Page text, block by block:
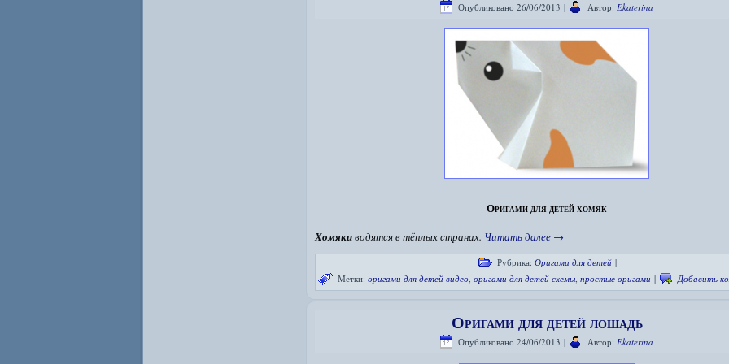
Опубликовано 26/06/2013 | Автор: Ekaterina
Оригами для детей хомяк
Хомякиводятся в тёплых странах. Читать далее →
Рубрика: Оригами для детей |
Метки: оригами для детей видео, оригами для детей схемы, простые оригами | Добавить
Оригами для детей лошадь
Опубликовано 24/06/2013 | Автор: Ekaterina